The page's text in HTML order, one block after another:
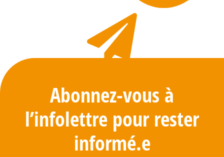
Abonnez-vous à
l’infolettre pour rester
informé.e